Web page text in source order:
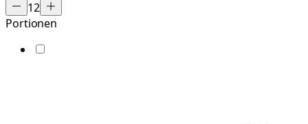
12
Portionen